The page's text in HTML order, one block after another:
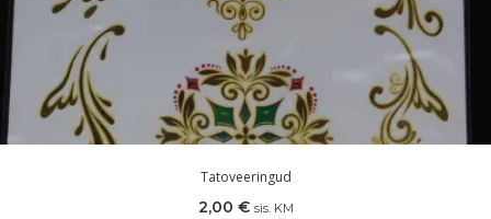
Tatoveeringud
2,00 € sis. KM